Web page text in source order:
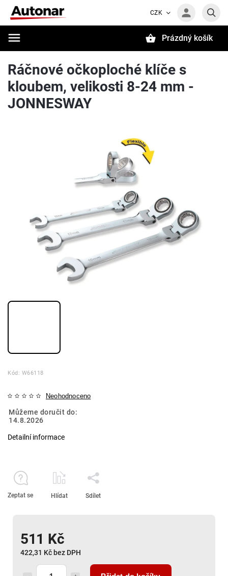
CZK
Prázdný košík
Ráčnové očkoploché klíče s
kloubem, velikosti 8-24 mm -
JONNESWAY
Kód: W66118
Neohodnoceno
511 Kč
422,31 Kč bez DPH
Můžeme doručit do:
14.8.2026
Detailní informace
Zeptat se Hlídat Sdílet